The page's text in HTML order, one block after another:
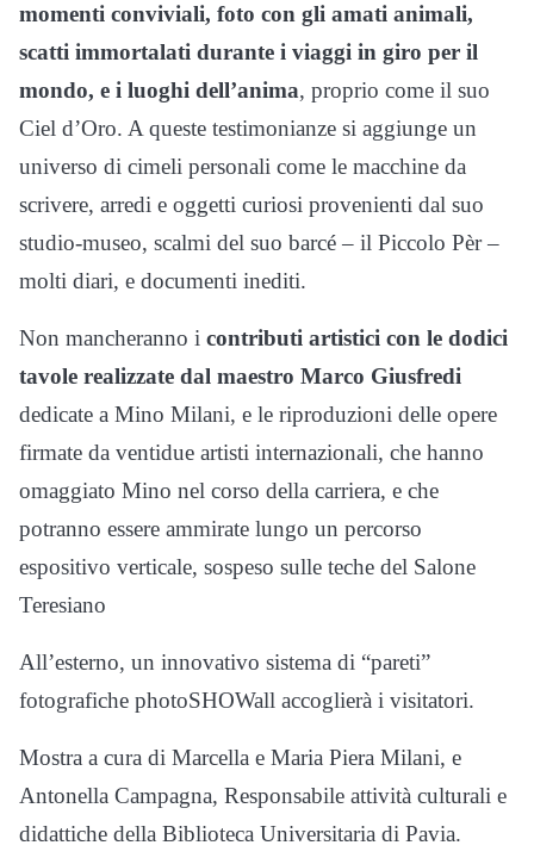
momenti conviviali, foto con gli amati animali,
scatti immortalati durante i viaggi in giro per il
mondo, e i luoghi dell’anima, proprio come il suo
Ciel d’Oro. A queste testimonianze si aggiunge un
universo di cimeli personali come le macchine da
scrivere, arredi e oggetti curiosi provenienti dal suo
studio-museo, scalmi del suo barcé – il Piccolo Pèr –
molti diari, e documenti inediti.
Non mancheranno i contributi artistici con le dodici
tavole realizzate dal maestro Marco Giusfredi
dedicate a Mino Milani, e le riproduzioni delle opere
firmate da ventidue artisti internazionali, che hanno
omaggiato Mino nel corso della carriera, e che
potranno essere ammirate lungo un percorso
espositivo verticale, sospeso sulle teche del Salone
Teresiano
All’esterno, un innovativo sistema di “pareti”
fotografiche photoSHOWall accoglierà i visitatori.
Mostra a cura di Marcella e Maria Piera Milani, e
Antonella Campagna, Responsabile attività culturali e
didattiche della Biblioteca Universitaria di Pavia.